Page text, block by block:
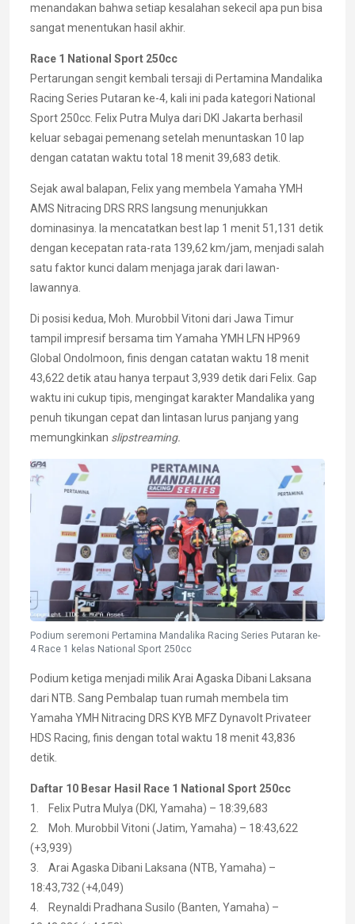
menandakan bahwa setiap kesalahan sekecil apa pun bisa
sangat menentukan hasil akhir.
Race 1 National Sport 250cc
Pertarungan sengit kembali tersaji di Pertamina Mandalika
Racing Series Putaran ke-4, kali ini pada kategori National
Sport 250cc. Felix Putra Mulya dari DKI Jakarta berhasil
keluar sebagai pemenang setelah menuntaskan 10 lap
dengan catatan waktu total 18 menit 39,683 detik.
Sejak awal balapan, Felix yang membela Yamaha YMH
AMS Nitracing DRS RRS langsung menunjukkan
dominasinya. Ia mencatatkan best lap 1 menit 51,131 detik
dengan kecepatan rata-rata 139,62 km/jam, menjadi salah
satu faktor kunci dalam menjaga jarak dari lawan-
lawannya.
Di posisi kedua, Moh. Murobbil Vitoni dari Jawa Timur
tampil impresif bersama tim Yamaha YMH LFN HP969
Global Ondolmoon, finis dengan catatan waktu 18 menit
43,622 detik atau hanya terpaut 3,939 detik dari Felix. Gap
waktu ini cukup tipis, mengingat karakter Mandalika yang
penuh tikungan cepat dan lintasan lurus panjang yang
memungkinkan slipstreaming.
Podium seremoni Pertamina Mandalika Racing Series Putaran ke-
4 Race 1 kelas National Sport 250cc
Podium ketiga menjadi milik Arai Agaska Dibani Laksana
dari NTB. Sang Pembalap tuan rumah membela tim
Yamaha YMH Nitracing DRS KYB MFZ Dynavolt Privateer
HDS Racing, finis dengan total waktu 18 menit 43,836
detik.
Daftar 10 Besar Hasil Race 1 National Sport 250cc
1. Felix Putra Mulya (DKI, Yamaha) – 18:39,683
2. Moh. Murobbil Vitoni (Jatim, Yamaha) – 18:43,622
(+3,939)
3. Arai Agaska Dibani Laksana (NTB, Yamaha) –
18:43,732 (+4,049)
4. Reynaldi Pradhana Susilo (Banten, Yamaha) –